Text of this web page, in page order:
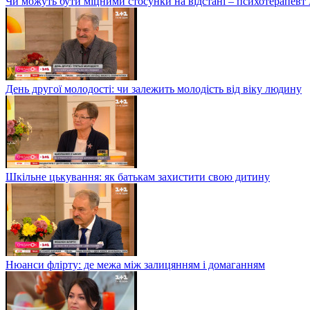
День другої молодості: чи залежить молодість від віку людину
Шкільне цькування: як батькам захистити свою дитину
Нюанси флірту: де межа між залицянням і домаганням